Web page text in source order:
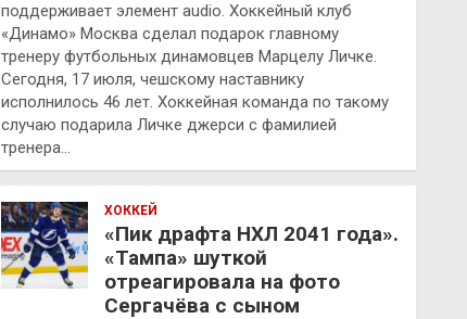
поддерживает элемент audio. Хоккейный клуб
«Динамо» Москва сделал подарок главному
тренеру футбольных динамовцев Марцелу Личке.
Сегодня, 17 июля, чешскому наставнику
исполнилось 46 лет. Хоккейная команда по такому
случаю подарила Личке джерси с фамилией
тренера…
ХОККЕЙ
«Пик драфта НХЛ 2041 года».
«Тампа» шуткой
отреагировала на фото
Сергачёва с сыном